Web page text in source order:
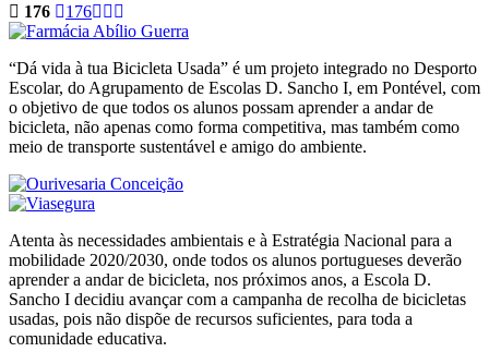
176 176
“Dá vida à tua Bicicleta Usada” é um projeto integrado no Desporto
Escolar, do Agrupamento de Escolas D. Sancho I, em Pontével, com
o objetivo de que todos os alunos possam aprender a andar de
bicicleta, não apenas como forma competitiva, mas também como
meio de transporte sustentável e amigo do ambiente.
Atenta às necessidades ambientais e à Estratégia Nacional para a
mobilidade 2020/2030, onde todos os alunos portugueses deverão
aprender a andar de bicicleta, nos próximos anos, a Escola D.
Sancho I decidiu avançar com a campanha de recolha de bicicletas
usadas, pois não dispõe de recursos suficientes, para toda a
comunidade educativa.